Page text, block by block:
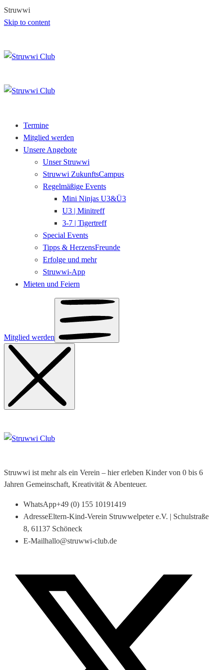
Struwwi
Skip to content
Termine
Mitglied werden
Unsere Angebote
Unser Struwwi
Struwwi ZukunftsCampus
Regelmäßige Events
Mini Ninjas U3&Ü3
U3 | Minitreff
3-7 | Tigertreff
Special Events
Tipps & HerzensFreunde
Erfolge und mehr
Struwwi-App
Mieten und Feiern
Mitglied werden
Struwwi ist mehr als ein Verein – hier erleben Kinder von 0 bis 6
Jahren Gemeinschaft, Kreativität & Abenteuer.
WhatsApp+49 (0) 155 10191419
AdresseEltern-Kind-Verein Struwwelpeter e.V. | Schulstraße
8, 61137 Schöneck
E-Mailhallo@struwwi-club.de